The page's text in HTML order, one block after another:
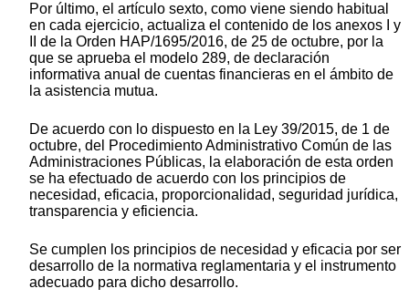
Por último, el artículo sexto, como viene siendo habitual
en cada ejercicio, actualiza el contenido de los anexos I y
II de la Orden HAP/1695/2016, de 25 de octubre, por la
que se aprueba el modelo 289, de declaración
informativa anual de cuentas financieras en el ámbito de
la asistencia mutua.
De acuerdo con lo dispuesto en la Ley 39/2015, de 1 de
octubre, del Procedimiento Administrativo Común de las
Administraciones Públicas, la elaboración de esta orden
se ha efectuado de acuerdo con los principios de
necesidad, eficacia, proporcionalidad, seguridad jurídica,
transparencia y eficiencia.
Se cumplen los principios de necesidad y eficacia por ser
desarrollo de la normativa reglamentaria y el instrumento
adecuado para dicho desarrollo.